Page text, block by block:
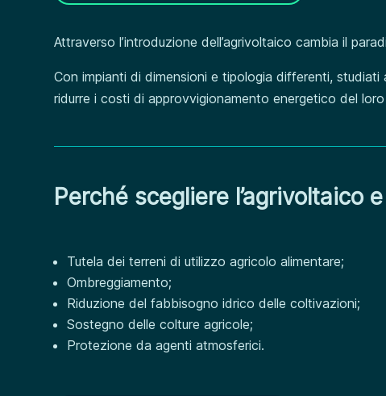
Attraverso l’introduzione dell’agrivoltaico cambia il
Con impianti di dimensioni e tipologia differenti,
ridurre i costi di approvvigionamento energetico del
Perché scegliere l’agrivoltaico
Tutela dei terreni di utilizzo agricolo alimentare;
Ombreggiamento;
Riduzione del fabbisogno idrico delle coltivazioni;
Sostegno delle colture agricole;
Protezione da agenti atmosferici.